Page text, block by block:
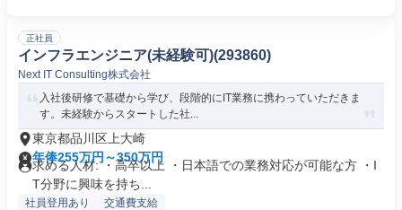
正社員
インフラエンジニア(未経験可)(293860)
Next IT Consulting株式会社
入社後研修で基礎から学び、段階的にIT業務に携わっていただきま
す。未経験からスタートした社...
東京都品川区上大崎
年俸255万円～350万円
求める人材: ・高卒以上 ・日本語での業務対応が可能な方 ・I
T分野に興味を持ち...
社員登用あり 交通費支給